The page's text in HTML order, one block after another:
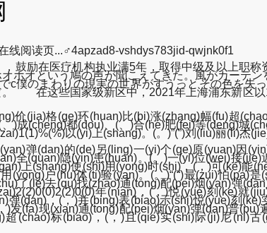
线阅读页...♂4apzad8-vshdys783jid-qwjnk0f1
励在医疗机构执业满5年，取得中级及以上职称
オという鳩の声が聞こえてきた。風がカーテ
僕のまわりの現実の世界がすうっとその色を失
在这些国家级新区中，2021年上海浦东新区
格(ge)环(huan)比(bi)涨(zhang)幅(fu)超
成(cheng)都(dou)、(、)合(he)肥(fei)等(deng)城
以(yi)上(shang)。(。)”(”)刘(liu)丽(li)杰
(dan)的(de)另(ling)一(yi)个(ge)原(yuan)因
全(quan)隐(yin)患(huan)。(。)一(yi)位(wei)接
上(shang)使(shi)用(yong)时(shi)，(，)可(ke)能
户(hu)体(ti)验(yan)。(。)“(“)最(zui)怕(pa)
了(le)去(qu)找(zhao)通(tong)配(pei)烟(yan)弹
年(nian)，(，)悦(yue)刻(ke)就
(dan)，(，)并(bing)表(biao)示(shi)悦(yue)刻
(fa)现(xian)通(tong)配(pei)烟(yan)弹(dan)普
(chao)标(biao)，(，)且(qie)实(shi)际(ji)尼(ni)古